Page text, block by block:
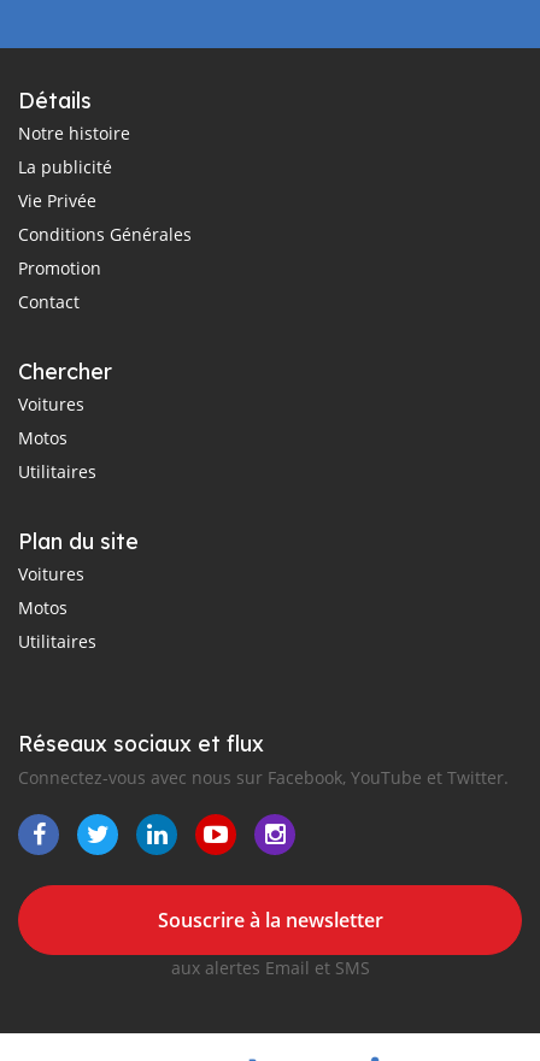
Détails
Notre histoire
La publicité
Vie Privée
Conditions Générales
Promotion
Contact
Chercher
Voitures
Motos
Utilitaires
Plan du site
Voitures
Motos
Utilitaires
Réseaux sociaux et flux
Connectez-vous avec nous sur Facebook, YouTube et Twitter.
Souscrire à la newsletter
aux alertes Email et SMS